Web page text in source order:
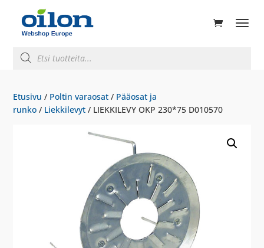
search
Etusivu / Poltin varaosat / Pääosat ja
runko / Liekkilevyt / LIEKKILEVY OKP 230*75 D010570